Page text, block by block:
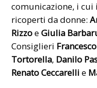
comunicazione, i
ricoperti da donne:
RizzoeGiulia
Consiglieri
Tortorella, Danilo
Renato Ceccarellie